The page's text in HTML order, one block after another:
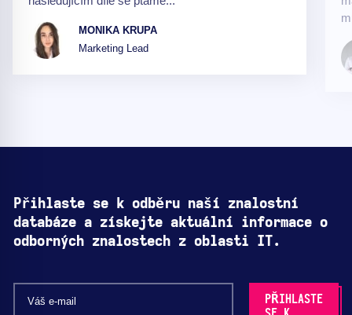
MONIKA KRUPA
Marketing Lead
Přihlaste se k odběru naší znalostní
databáze a získejte aktuální informace o
odborných znalostech z oblasti IT.